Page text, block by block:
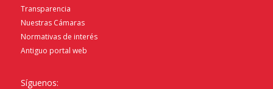
Transparencia
Nuestras Cámaras
Normativas de interés
Antiguo portal web
Síguenos: